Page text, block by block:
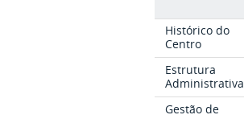
Histórico do
Centro
Estrutura
Administrativa
Gestão de